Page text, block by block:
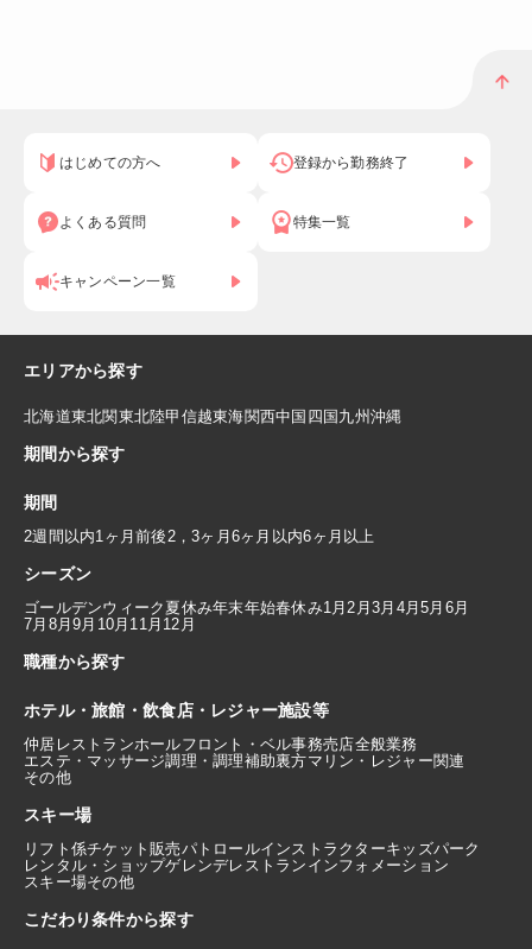
はじめての方へ 登録から勤務終了
よくある質問 特集一覧
キャンペーン一覧
エリアから探す
北海道東北関東北陸甲信越東海関西中国 四国九州沖縄
期間から探す
期間
2週間以内1ヶ月前後 2，3ヶ月 6ヶ月以内6ヶ月以上
シーズン
ゴールデンウィーク 夏休み年末年始春休み1月 2月3月 4月5月 6月
7月 8月9月 10月 11月 12月
職種から探す
ホテル・旅館・飲食店・レジャー施設等
仲居 レストランホールフロント・ベル事務売店全般業務
エステ・マッサージ調理・調理補助裏方マリン・レジャー関連
その他
スキー場
リフト係チケット販売パトロールインストラクターキッズパーク
レンタル・ショップゲレンデレストラン インフォメーション
スキー場その他
こだわり条件から探す